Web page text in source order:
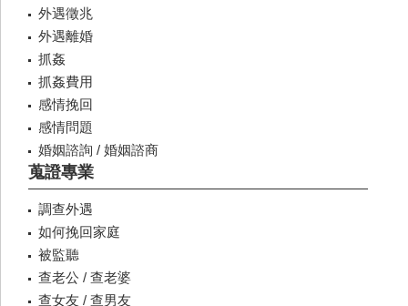
外遇徵兆
外遇離婚
抓姦
抓姦費用
感情挽回
感情問題
婚姻諮詢 / 婚姻諮商
蒐證專業
調查外遇
如何挽回家庭
被監聽
查老公 / 查老婆
查女友 / 查男友